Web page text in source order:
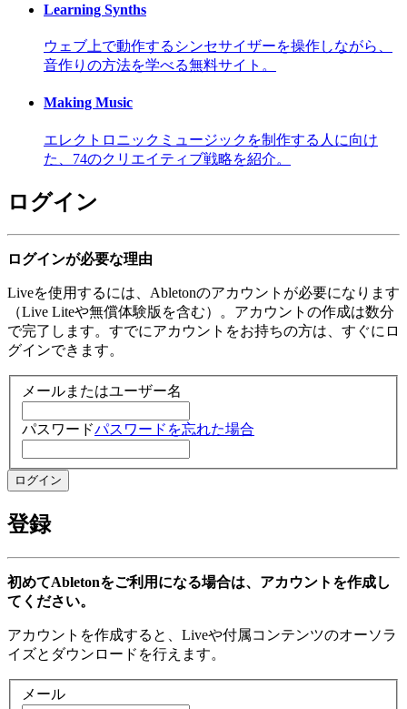
Learning Synths
ウェブ上で動作するシンセサイザーを操作しながら、
音作りの方法を学べる無料サイト。
Making Music
エレクトロニックミュージックを制作する人に向け
た、74のクリエイティブ戦略を紹介。
ログイン
ログインが必要な理由
Liveを使用するには、Abletonのアカウントが必要になります
（Live Liteや無償体験版を含む）。アカウントの作成は数分
で完了します。すでにアカウントをお持ちの方は、すぐにロ
グインできます。
メールまたはユーザー名
パスワードパスワードを忘れた場合
登録
初めてAbletonをご利用になる場合は、アカウントを作成し
てください。
アカウントを作成すると、Liveや付属コンテンツのオーソラ
イズとダウンロードを行えます。
メール